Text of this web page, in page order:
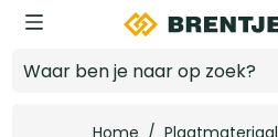
Ga naar hoofdinhoud
Home / Plaatmateriaal